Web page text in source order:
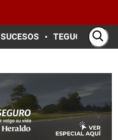
SUCESOS TEGUCIGALPA